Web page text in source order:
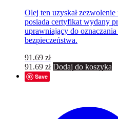
Olej ten uzyskał
posiada certyfikat wydany
uprawniający do
bezpieczeństwa.
91.69 zł
91.69 zł Dodaj do koszyka
Save